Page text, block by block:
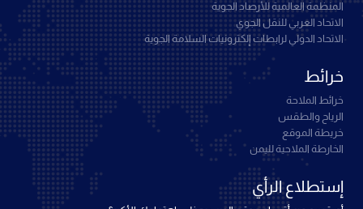
المنظمة العالمية للأرصاد الجوية
الاتحاد العربي للنقل الجوي
الاتحاد الدولي لرابطات إلكترونيات السلامة الجوية
خرائط
خرائط الملاحة
الرياح والطقس
خريطة الموقع
الخارطة الملاحية لليمن
إستطلاع الرأي